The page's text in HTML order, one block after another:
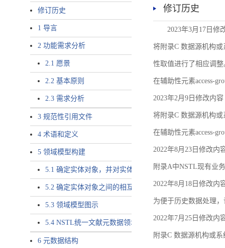
修订历史
1 导言
2 功能需求分析
2.1 愿景
2.2 基本原则
2.3 需求分析
3 规范性引用文件
4 术语和定义
5 领域模型构建
5.1 确定实体对象，并对实体对象命名
5.2 确定实体对象之间的相互关系，定义实体对象之间的
5.3 领域模型图示
5.4 NSTL统一文献元数据领域模型的验证
6 元数据结构
修订历史
2023年3月17日修
将附录C 数据源机构或
性取值进行了相应调整
在辅助性元素access-
2023年2月9日修改内容
将附录C 数据源机构或
在辅助性元素access-
2022年8月23日修改内
附录A中NSTL现有业
2022年8月18日修改内
为便于历史数据处理
2022年7月25日修改内
附录C 数据源机构或